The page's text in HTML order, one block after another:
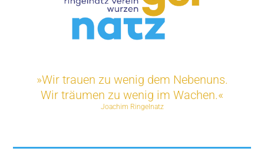
Ringelnatz-
Verein
e.V.
Projekte»Wir trauen zu wenig dem Nebenuns.
Wir träumen zu wenig im Wachen.«
Joachim Ringelnatz